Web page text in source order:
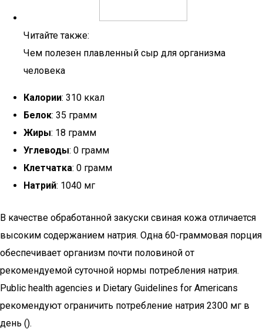
Читайте также:
Чем полезен плавленный сыр для организма
человека
Калории: 310 ккал
Белок: 35 грамм
Жиры: 18 грамм
Углеводы: 0 грамм
Клетчатка: 0 грамм
Натрий: 1040 мг
В качестве обработанной закуски свиная кожа отличается
высоким содержанием натрия. Одна 60-граммовая порция
обеспечивает организм почти половиной от
рекомендуемой суточной нормы потребления натрия.
Public health agencies и Dietary Guidelines for Americans
рекомендуют ограничить потребление натрия 2300 мг в
день ().